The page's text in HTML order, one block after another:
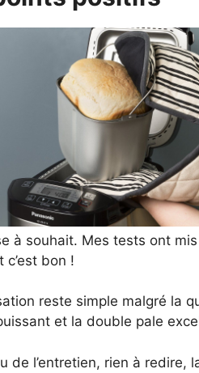
à souhait. Mes tests ont
c’est bon !
reste simple malgré la
et la double pale
de l’entretien, rien à